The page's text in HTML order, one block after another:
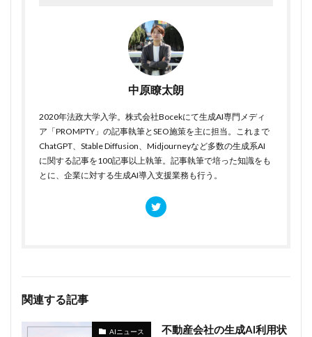
中原瞭太朗
2020年法政大学入学。株式会社Bocekにて生成AI専門メディ
ア「PROMPTY」の記事執筆とSEO施策を主に担当。これまで
ChatGPT、Stable Diffusion、Midjourneyなど多数の生成系AI
に関する記事を100記事以上執筆。記事執筆で培った知識をも
とに、企業に対する生成AI導入支援業務も行う。
関連する記事
AIニュース
不動産会社の生成AI利用状